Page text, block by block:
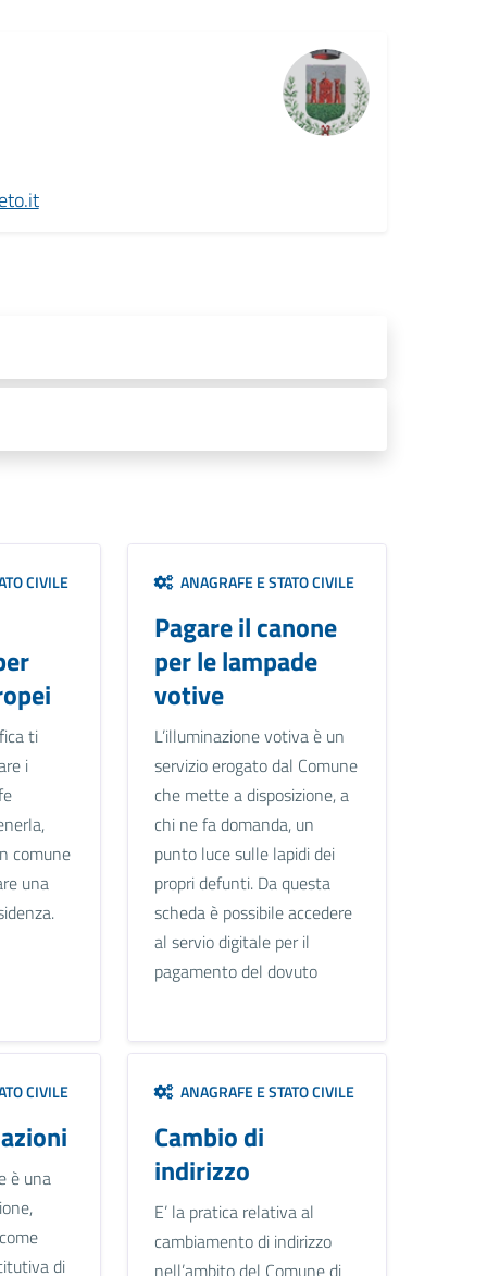
CIVILE
ti
i
comune
una
ANAGRAFE E STATO CIVILE
Pagare il canone
per le lampade
votive
L’illuminazione votiva è un
servizio erogato dal Comune
che mette a disposizione, a
chi ne fa domanda, un
punto luce sulle lapidi dei
propri defunti. Da questa
scheda è possibile accedere
al servio digitale per il
pagamento del dovuto
CIVILE
è una
di
ANAGRAFE E STATO CIVILE
Cambio di
indirizzo
E’ la pratica relativa al
cambiamento di indirizzo
nell’ambito del Comune di